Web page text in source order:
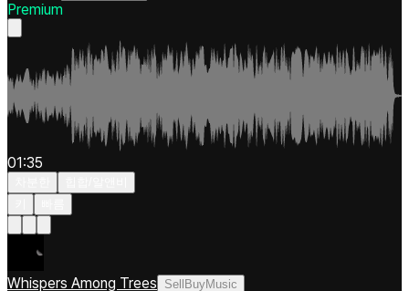
Premium
01:35
Whispers Among Trees SellBuyMusic